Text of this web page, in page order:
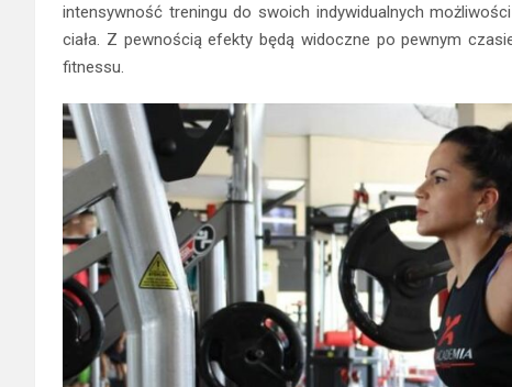
intensywność treningu do swoich indywidualnych
ciała. Z pewnością efekty będą widoczne po pewnym
fitnessu.